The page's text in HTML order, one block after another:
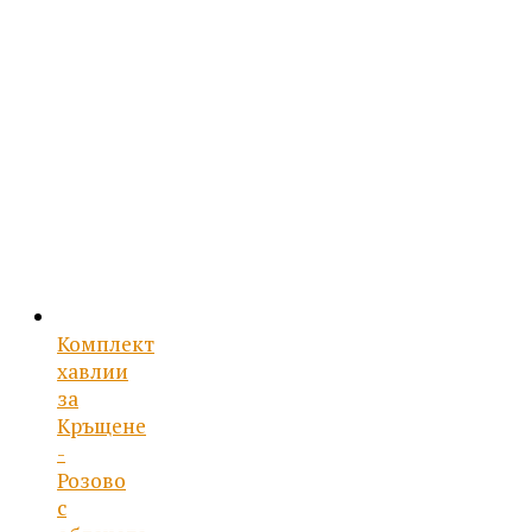
Комплект
хавлии
за
Кръщене
-
Розово
с